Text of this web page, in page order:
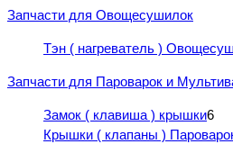
Запчасти для Овощесушилок
Тэн ( нагреватель )
Запчасти для Пароварок и
Замок ( клавиша ) крышки6
Крышки ( клапаны )